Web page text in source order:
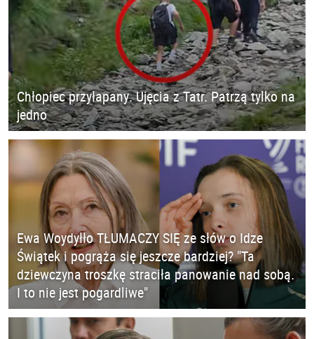
Chłopiec przyłapany. Ujęcia z Tatr. Patrzą tylko na
jedno
Ewa Woydyłło TŁUMACZY SIĘ ze słów o Idze
Świątek i pogrąża się jeszcze bardziej? "Ta
dziewczyna troszkę straciła panowanie nad sobą.
I to nie jest pogardliwe"